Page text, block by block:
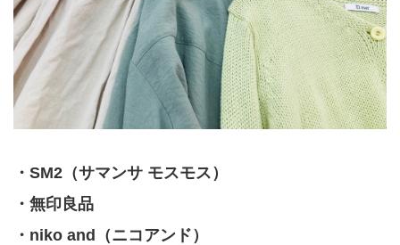
・SM2（サマンサ モスモス）
・無印良品
・niko and（ニコアンド）